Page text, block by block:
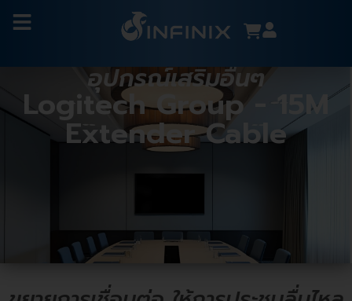
อุปกรณ์เสริมอื่นๆ
Logitech Group - 15M
Extender Cable